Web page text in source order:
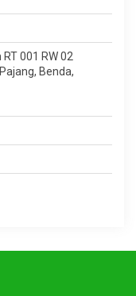
001 RW 02
Benda,